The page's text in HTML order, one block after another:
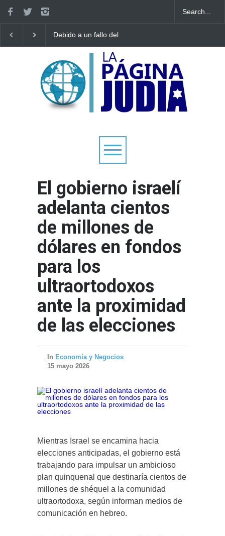
Debido a un fallo del
tribunales rabínicos se
enfrentan a un cierre a
partir del domingo
gubernamental
aterrizar en la niebla
El gobierno israelí
adelanta cientos
de millones de
dólares en fondos
para los
ultraortodoxos
ante la proximidad
de las elecciones
In Economía y Negocios
15 mayo 2026
Mientras Israel se encamina hacia
elecciones anticipadas, el gobierno está
trabajando para impulsar un ambicioso
plan quinquenal que destinaría cientos de
millones de shéquel a la comunidad
ultraortodoxa, según informan medios de
comunicación en hebreo.